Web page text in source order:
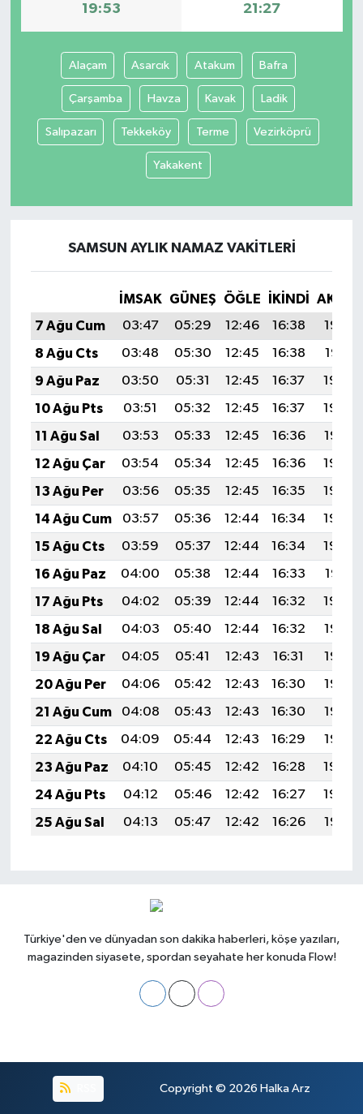
19:53 21:27
Alaçam Asarcık Atakum Bafra
Çarşamba Havza Kavak Ladik
Salıpazarı Tekkeköy Terme Vezirköprü
Yakakent
SAMSUN AYLIK NAMAZ VAKITLERI
İMSAK GÜNEŞ ÖĞLE İKINDI
7 Ağu Cum
03:47 05:29 12:46 16:38
19:53
8 Ağu Cts
03:48 05:30 12:45 16:38
19:51
9 Ağu Paz
03:50 05:31 12:45 16:37
19:50
10 Ağu Pts
03:51 05:32 12:45 16:37
19:49
11 Ağu Sal
03:53 05:33 12:45 16:36
19:47
12 Ağu Çar
03:54 05:34 12:45 16:36
19:46
13 Ağu Per
03:56 05:35 12:45 16:35
19:45
14 Ağu Cum
03:57 05:36 12:44 16:34
19:43
15 Ağu Cts
03:59 05:37 12:44 16:34
19:42
16 Ağu Paz
04:00 05:38 12:44 16:33
19:41
17 Ağu Pts
04:02 05:39 12:44 16:32
19:39
18 Ağu Sal
04:03 05:40 12:44 16:32
19:38
19 Ağu Çar
04:05 05:41 12:43 16:31
19:36
20 Ağu Per
04:06 05:42 12:43 16:30
19:35
21 Ağu Cum
04:08 05:43 12:43 16:30
19:33
22 Ağu Cts
04:09 05:44 12:43 16:29
19:32
23 Ağu Paz
04:10 05:45 12:42 16:28
19:30
24 Ağu Pts
04:12 05:46 12:42 16:27
19:29
25 Ağu Sal
04:13 05:47 12:42 16:26 19:27
Türkiye'den ve dünyadan son dakika haberleri, köşe yazıları,
magazinden siyasete, spordan seyahate her konuda Flow!
Copyright © 2026 Halka Arz